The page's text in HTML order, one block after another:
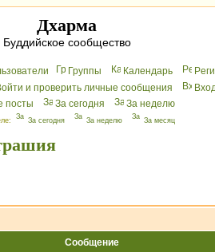
Дхарма
Буддийское сообщество
Группы Календарь
и проверить личные сообщения
посты
За сегодня За неделю
За сегодня За неделю За месяц
Сообщение